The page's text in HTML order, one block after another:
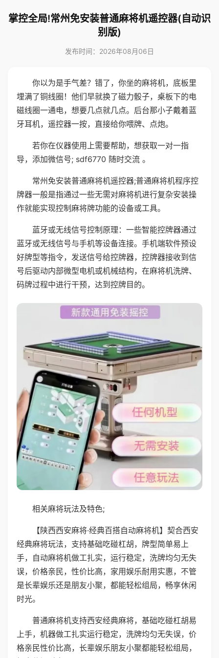
掌控全局!常州免安装普通麻将机遥控器(自动识
别版)
发布时间：2026年08月06日
你以为是手气差？错了，你坐的麻将机，底板里
埋满了铜线圈！他们早就换了磁力骰子，桌板下的电
磁线圈一通电，想要几点就几点。后台那小子戴着蓝
牙耳机，遥控器一按，直接给你喂牌、点炮。
若你在仪器使用上需要帮助，想获取一对一指
导，添加微信号; sdf6770 随时交流 。
常州免安装普通麻将机遥控器;普通麻将机程序控
牌器一般是指通过一些无需对麻将机进行复杂安装操
作就能实现控制麻将牌功能的设备或工具。
蓝牙或无线信号控制原理：一些智能控牌器通过
蓝牙或无线信号与手机等设备连接。手机端软件预设
好牌型等指令，发送信号给控牌器，控牌器接收到信
号后驱动内部微型电机或机械结构，在麻将机洗牌、
码牌过程中进行干预，达到控牌目的。
相关麻将玩法及特色;
【陕西西安麻将·经典百搭自动麻将机】契合西安
经典麻将玩法，支持基础吃碰杠胡，牌型简单易上
手，自动麻将机做工扎实，运行稳定，洗牌均匀无失
误，价格亲民，性价比高，家用娱乐耐用实惠，不管
是长辈娱乐还是朋友小聚，都能轻松组局，畅享休闲
时光。
普通麻将机支持西安经典麻将，基础吃碰杠胡易
上手，机器做工扎实运行稳定，洗牌均匀无失误，价
格亲民性价比高，长辈娱乐朋友小聚都能轻松组局，